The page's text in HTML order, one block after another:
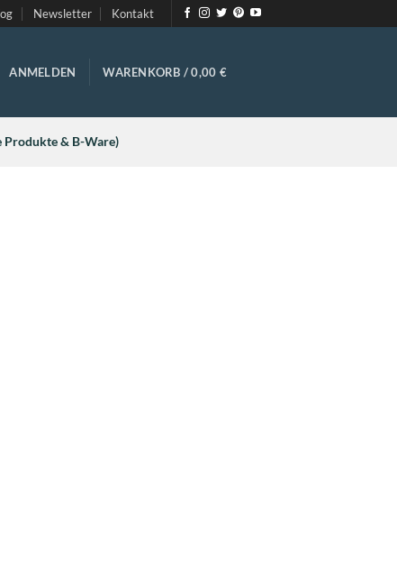
Newsletter Kontakt
ANMELDEN WARENKORB /0,00 €
Produkte & B-Ware)